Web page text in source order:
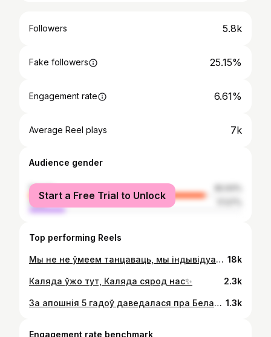
Followers 5.8k
Fake followers 25.15%
Engagement rate 6.61%
Average Reel plays 7k
Audience gender
female
male
Start a Free Trial to Unlock
Top performing Reels
Мы не не ўмеем танцаваць, мы індывідуальнасці 🌚 18k
Каляда ўжо тут, Каляда сярод нас✨ 2.3k
За апошнія 5 гадоў даведалася пра Беларусь больш, чым за ўсё сваё жыццё. Столькі сэнсаў было намацана мною для мяне. Я так апантана вандравала, як ніколі. Я так хацела надыхацца, наглядзецца, адчуць скурай роднае паветра. Я глядзела на ўсё новымі вачыма. Такое шчасце, што побач былі людзі, з якімі мы праходзілі падобныя трансфармацыі на шляху да саміх сябе, на шляху да беларушчыны. Беражліва захоўваю ўсе ўспаміны ў сваёй душы як бясцэнны скарб. Памятаю, як улетку адарвалася ад групкі і прыйшла паглядзець на Вілію, ведаючы, што не скора сустрэнемся зноў. Рака, з якой усё пачалося - маё захапленне роднай зямлёй на нейкім новым узроўні, які немагчыма апісаць 💔 Люблю! 1.3k
Engagement rate benchmark